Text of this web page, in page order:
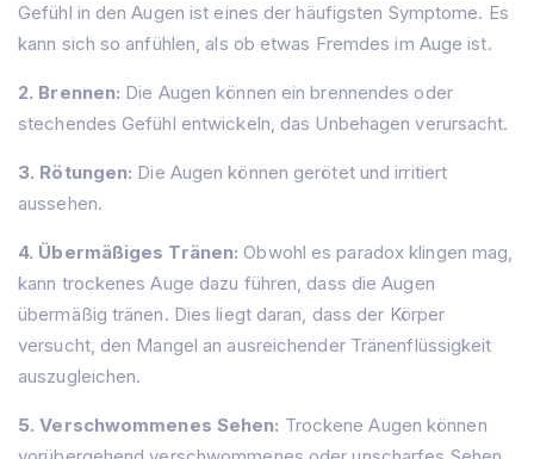
Gefühl in den Augen ist eines der häufigsten Symptome. Es
kann sich so anfühlen, als ob etwas Fremdes im Auge ist.
2. Brennen: Die Augen können ein brennendes oder
stechendes Gefühl entwickeln, das Unbehagen verursacht.
3. Rötungen: Die Augen können gerötet und irritiert
aussehen.
4. Übermäßiges Tränen: Obwohl es paradox klingen mag,
kann trockenes Auge dazu führen, dass die Augen
übermäßig tränen. Dies liegt daran, dass der Körper
versucht, den Mangel an ausreichender Tränenflüssigkeit
auszugleichen.
5. Verschwommenes Sehen: Trockene Augen können